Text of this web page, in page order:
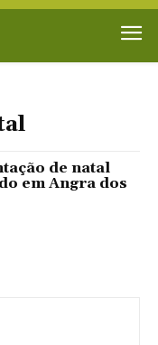
de natal
em Angra dos